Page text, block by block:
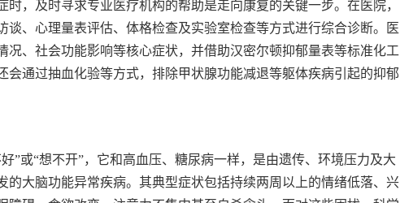
时，及时寻求专业医疗机构的帮助是走向康复的关键一步。在医院，
谈、心理量表评估、体格检查及实验室检查等方式进行综合诊断。医
况、社会功能影响等核心症状，并借助汉密尔顿抑郁量表等标准化工
会通过抽血化验等方式，排除甲状腺功能减退等躯体疾病引起的抑郁
”或“想不开”，它和高血压、糖尿病一样，是由遗传、环境压力及大
的大脑功能异常疾病。其典型症状包括持续两周以上的情绪低落、兴